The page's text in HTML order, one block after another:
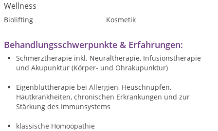
Wellness
Biolifting Kosmetik
Behandlungsschwerpunkte & Erfahrungen:
Schmerztherapie inkl. Neuraltherapie, Infusionstherapie
und Akupunktur (Körper- und Ohrakupunktur)
Eigenbluttherapie bei Allergien, Heuschnupfen,
Hautkrankheiten, chronischen Erkrankungen und zur
Stärkung des Immunsystems
klassische Homöopathie